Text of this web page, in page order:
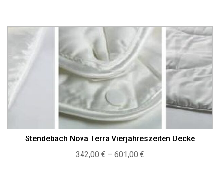
Stendebach Nova Terra Vierjahreszeiten Decke
342,00 € – 601,00 €